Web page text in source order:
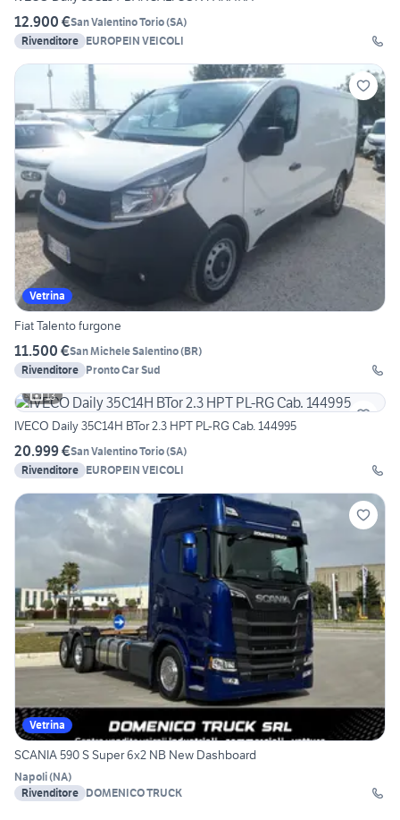
12.900 €San Valentino Torio(SA)
Rivenditore EUROPEIN VEICOLI
Vetrina
Fiat Talento furgone
11.500 €San Michele Salentino(BR)
Rivenditore Pronto Car Sud
13
IVECO Daily 35C14H BTor 2.3 HPT PL-RG Cab. 144995
20.999 €San Valentino Torio(SA)
Rivenditore EUROPEIN VEICOLI
Vetrina
SCANIA 590 S Super 6x2 NB New Dashboard
Napoli(NA)
Rivenditore DOMENICO TRUCK